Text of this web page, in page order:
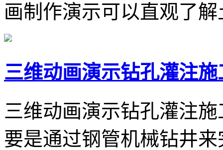
画制作演示可以直观了
三维动画演示钻孔灌注施
三维动画演示钻孔灌注
要是通过钢管机械钻井